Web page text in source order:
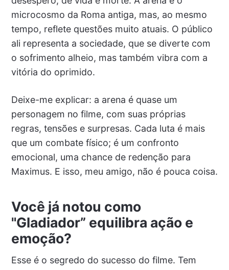
microcosmo da Roma antiga, mas, ao mesmo
tempo, reflete questões muito atuais. O público
ali representa a sociedade, que se diverte com
o sofrimento alheio, mas também vibra com a
vitória do oprimido.
Deixe-me explicar: a arena é quase um
personagem no filme, com suas próprias
regras, tensões e surpresas. Cada luta é mais
que um combate físico; é um confronto
emocional, uma chance de redenção para
Maximus. E isso, meu amigo, não é pouca coisa.
Você já notou como
"Gladiador” equilibra ação e
emoção?
Esse é o segredo do sucesso do filme. Tem